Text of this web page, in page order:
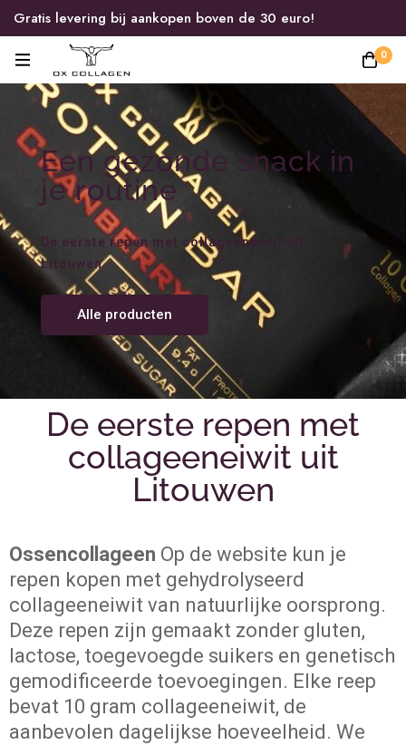
Gratis levering bij aankopen boven de 30 euro!
0
Een gezonde snack in
je routine
De eerste repen met collageeneiwit uit
Litouwen
Alle producten
De eerste repen met
collageeneiwit uit
Litouwen
Ossencollageen Op de website kun je
repen kopen met gehydrolyseerd
collageeneiwit van natuurlijke oorsprong.
Deze repen zijn gemaakt zonder gluten,
lactose, toegevoegde suikers en genetisch
gemodificeerde toevoegingen. Elke reep
bevat 10 gram collageeneiwit, de
aanbevolen dagelijkse hoeveelheid. We